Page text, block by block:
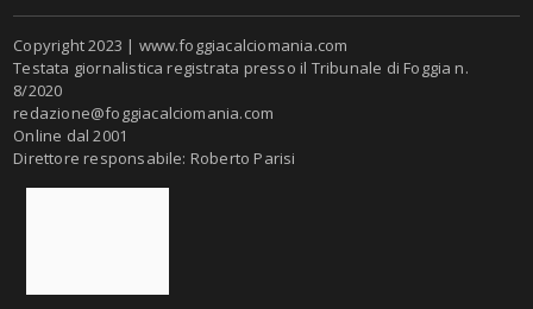
Copyright 2023 | www.foggiacalciomania.com
Testata giornalistica registrata presso il Tribunale di Foggia n.
8/2020
redazione@foggiacalciomania.com
Online dal 2001
Direttore responsabile: Roberto Parisi